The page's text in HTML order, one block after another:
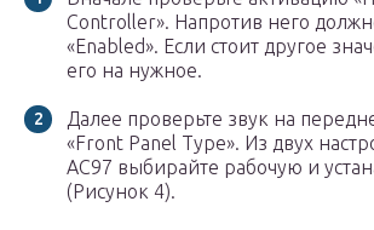
Controller». Напротив него
«Enabled». Если стоит другое
его на нужное.
Далее проверьте звук на
«Front Panel Type». Из двух
AC97 выбирайте рабочую и
(Рисунок 4).